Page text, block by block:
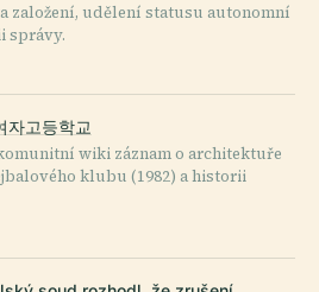
založení, udělení statusu autonomní
správy.
고등학교
wiki záznam o architektuře
klubu (1982) a historii